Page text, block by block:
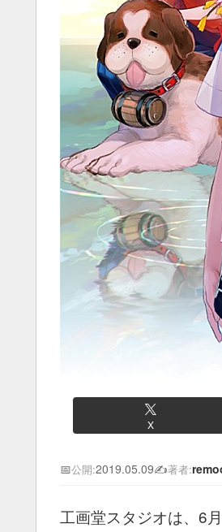
X
📅公開:2019.05.09✍️著者:
工画堂スタジオは、6